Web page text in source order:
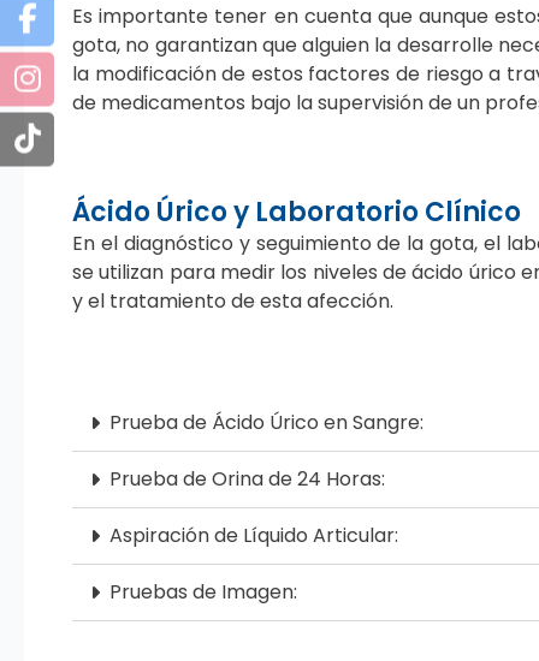
Es importante tener en cuenta que aunque
gota, no garantizan que alguien la desarrolle
la modificación de estos factores de riesgo a
de medicamentos bajo la supervisión de un
Ácido Úrico y Laboratorio Clínico
En el diagnóstico y seguimiento de la gota, el
se utilizan para medir los niveles de ácido úrico
y el tratamiento de esta afección.
Prueba de Ácido Úrico en Sangre:
Prueba de Orina de 24 Horas:
Aspiración de Líquido Articular:
Pruebas de Imagen: